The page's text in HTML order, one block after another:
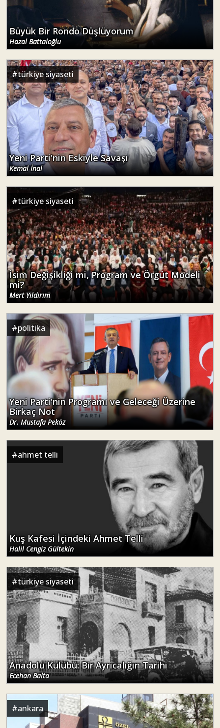
Büyük Bir Rondo Düşlüyorum
Hazal Battaloğlu
#türkiye siyaseti
Yeni Parti'nin Eskiyle Savaşı
Kemal İnal
#türkiye siyaseti
İsim Değişikliği mi, Program ve Örgüt Modeli
mi?
Mert Yıldırım
#politika
Yeni Parti'nin Programı ve Geleceği Üzerine
Birkaç Not
Dr. Mustafa Peköz
#ahmet telli
Kuş Kafesi İçindeki Ahmet Telli
Halil Cengiz Gültekin
#türkiye siyaseti
Anadolu Kulübü: Bir Ayrıcalığın Tarihi
Ecehan Balta
#ankara